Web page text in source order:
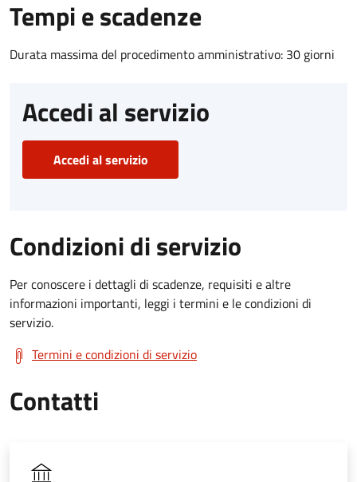
Tempi e scadenze
Durata massima del procedimento amministrativo: 30 giorni
Accedi al servizio
Accedi al servizio
Condizioni di servizio
Per conoscere i dettagli di scadenze, requisiti e altre
informazioni importanti, leggi i termini e le condizioni di
servizio.
Termini e condizioni di servizio
Contatti